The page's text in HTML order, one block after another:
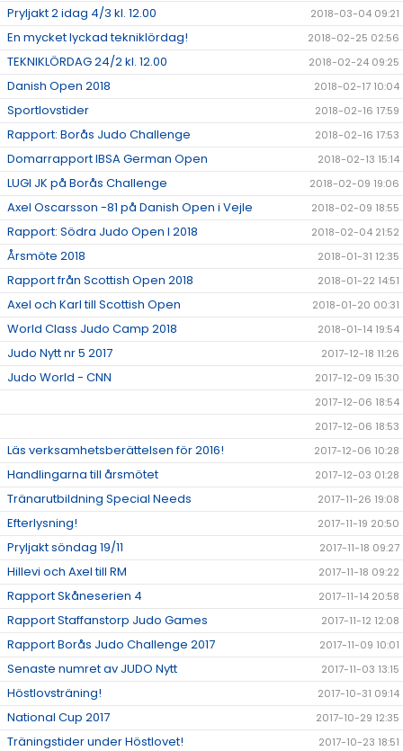
Pryljakt 2 idag 4/3 kl. 12.00 2018-03-04 09:21
En mycket lyckad tekniklördag! 2018-02-25 02:56
TEKNIKLÖRDAG 24/2 kl. 12.00 2018-02-24 09:25
Danish Open 2018 2018-02-17 10:04
Sportlovstider 2018-02-16 17:59
Rapport: Borås Judo Challenge 2018-02-16 17:53
Domarrapport IBSA German Open 2018-02-13 15:14
LUGI JK på Borås Challenge 2018-02-09 19:06
Axel Oscarsson -81 på Danish Open i Vejle 2018-02-09 18:55
Rapport: Södra Judo Open I 2018 2018-02-04 21:52
Årsmöte 2018 2018-01-31 12:35
Rapport från Scottish Open 2018 2018-01-22 14:51
Axel och Karl till Scottish Open 2018-01-20 00:31
World Class Judo Camp 2018 2018-01-14 19:54
Judo Nytt nr 5 2017 2017-12-18 11:26
Judo World - CNN
2017-12-09 15:30
2017-12-06 18:54
2017-12-06 18:53
Läs verksamhetsberättelsen för 2016! 2017-12-06 10:28
Handlingarna till årsmötet 2017-12-03 01:28
Tränarutbildning Special Needs 2017-11-26 19:08
Efterlysning! 2017-11-19 20:50
Pryljakt söndag 19/11 2017-11-18 09:27
Hillevi och Axel till RM 2017-11-18 09:22
Rapport Skåneserien 4 2017-11-14 20:58
Rapport Staffanstorp Judo Games 2017-11-12 12:08
Rapport Borås Judo Challenge 2017 2017-11-09 10:01
Senaste numret av JUDO Nytt 2017-11-03 13:15
Höstlovsträning! 2017-10-31 09:14
National Cup 2017 2017-10-29 12:35
Träningstider under Höstlovet! 2017-10-23 18:51